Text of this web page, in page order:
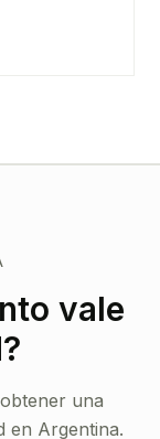
vale
una
en Argentina.